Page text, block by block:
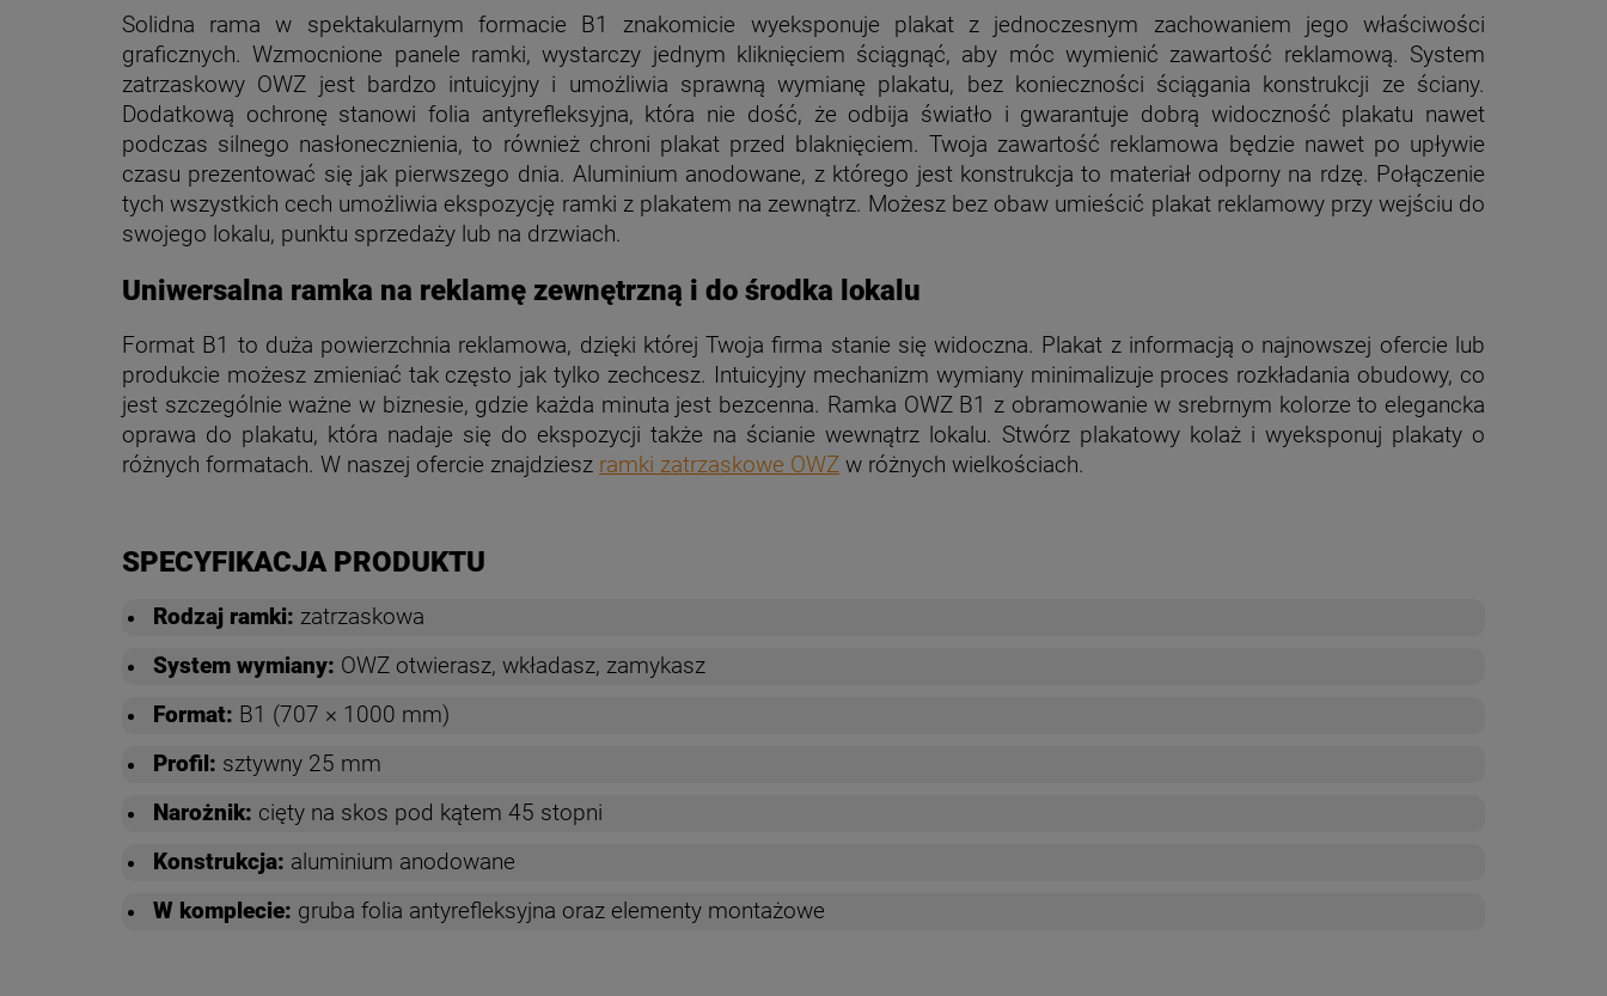
Solidna rama w spektakularnym formacie B1 znakomicie wyeksponuje plakat z jednoczesnym zachowaniem jego właściwości
graficznych. Wzmocnione panele ramki, wystarczy jednym kliknięciem ściągnąć, aby móc wymienić zawartość reklamową. System
zatrzaskowy OWZ jest bardzo intuicyjny i umożliwia sprawną wymianę plakatu, bez konieczności ściągania konstrukcji ze ściany.
Dodatkową ochronę stanowi folia antyrefleksyjna, która nie dość, że odbija światło i gwarantuje dobrą widoczność plakatu nawet
podczas silnego nasłonecznienia, to również chroni plakat przed blaknięciem. Twoja zawartość reklamowa będzie nawet po upływie
czasu prezentować się jak pierwszego dnia. Aluminium anodowane, z którego jest konstrukcja to materiał odporny na rdzę. Połączenie
tych wszystkich cech umożliwia ekspozycję ramki z plakatem na zewnątrz. Możesz bez obaw umieścić plakat reklamowy przy wejściu do
swojego lokalu, punktu sprzedaży lub na drzwiach.
Uniwersalna ramka na reklamę zewnętrzną i do środka lokalu
Format B1 to duża powierzchnia reklamowa, dzięki której Twoja firma stanie się widoczna. Plakat z informacją o najnowszej ofercie lub
produkcie możesz zmieniać tak często jak tylko zechcesz. Intuicyjny mechanizm wymiany minimalizuje proces rozkładania obudowy, co
jest szczególnie ważne w biznesie, gdzie każda minuta jest bezcenna. Ramka OWZ B1 z obramowanie w srebrnym kolorze to elegancka
oprawa do plakatu, która nadaje się do ekspozycji także na ścianie wewnątrz lokalu. Stwórz plakatowy kolaż i wyeksponuj plakaty o
różnych formatach. W naszej ofercie znajdziesz ramki zatrzaskowe OWZ w różnych wielkościach.
SPECYFIKACJA PRODUKTU
Rodzaj ramki: zatrzaskowa
System wymiany: OWZ otwierasz, wkładasz, zamykasz
Format: B1 (707 × 1000 mm)
Profil: sztywny 25 mm
Narożnik: cięty na skos pod kątem 45 stopni
Konstrukcja: aluminium anodowane
W komplecie: gruba folia antyrefleksyjna oraz elementy montażowe